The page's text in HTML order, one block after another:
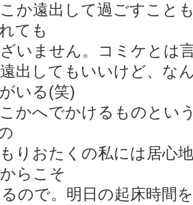
か遠出して過ごすこと
ても
いません。コミケとは
出してもいいけど、な
いる(笑)
かへでかけるものとい
りおたくの私には居心
らこそ
ので。明日の起床時間